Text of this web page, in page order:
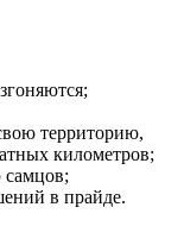
территорию,
километров;
самцов;
в прайде.